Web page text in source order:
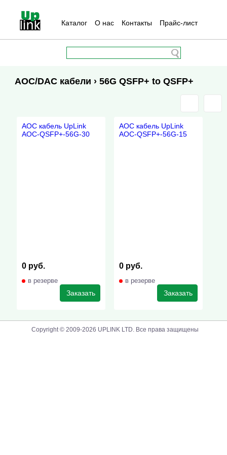
Каталог О нас Контакты Прайс-лист
AOC/DAC кабели › 56G QSFP+ to QSFP+
AOC кабель UpLink
AOC-QSFP+-56G-30
0 руб.
в резерве
Заказать
AOC кабель UpLink
AOC-QSFP+-56G-15
0 руб.
в резерве
Заказать
Copyright © 2009-2026 UPLINK LTD. Все права защищены